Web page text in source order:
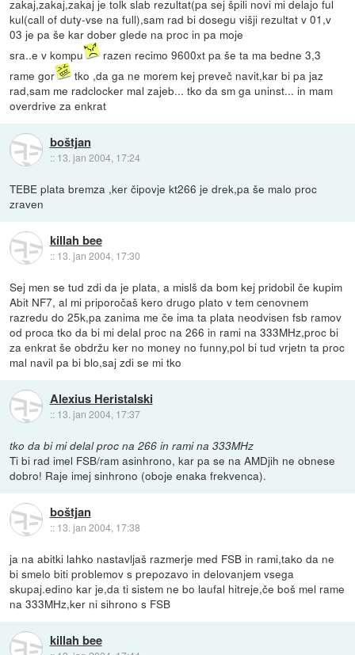
zakaj,zakaj,zakaj je tolk slab rezultat(pa sej špili novi mi delajo ful
kul(call of duty-vse na full),sam rad bi dosegu višji rezultat v 01,v
03 je pa še kar dober glede na proc in pa moje
sra..e v kompu
razen recimo 9600xt pa še ta ma bedne 3,3
rame gor
tko ,da ga ne morem kej preveč navit,kar bi pa jaz
rad,sam me radclocker mal zajeb... tko da sm ga uninst... in mam
overdrive za enkrat
boštjan
:: 13. jan 2004, 17:24
TEBE plata bremza ,ker čipovje kt266 je drek,pa še malo proc
zraven
killah bee
:: 13. jan 2004, 17:30
Sej men se tud zdi da je plata, a mislš da bom kej pridobil če kupim
Abit NF7, al mi priporočaš kero drugo plato v tem cenovnem
razredu do 25k,pa zanima me če ima ta plata neodvisen fsb ramov
od proca tko da bi mi delal proc na 266 in rami na 333MHz,proc bi
za enkrat še obdržu ker no money no funny,pol bi tud vrjetn ta proc
mal navil pa bi blo,saj zdi se mi tko
Alexius Heristalski
:: 13. jan 2004, 17:37
tko da bi mi delal proc na 266 in rami na 333MHz
Ti bi rad imel FSB/ram asinhrono, kar pa se na AMDjih ne obnese
dobro! Raje imej sinhrono (oboje enaka frekvenca).
boštjan
:: 13. jan 2004, 17:38
ja na abitki lahko nastavljaš razmerje med FSB in rami,tako da ne
bi smelo biti problemov s prepozavo in delovanjem vsega
skupaj.edino kar je,da ti sistem ne bo laufal hitreje,če boš mel rame
na 333MHz,ker ni sihrono s FSB
killah bee